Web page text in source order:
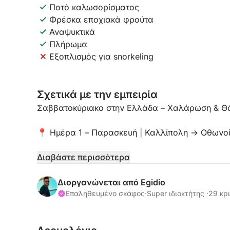
Ποτό καλωσορίσματος
Φρέσκα εποχιακά φρούτα
Αναψυκτικά
Πλήρωμα
Εξοπλισμός για snorkeling
Σχετικά με την εμπειρία
Σαββατοκύριακο στην Ελλάδα – Χαλάρωση &
📍 Ημέρα 1 – Παρασκευή | Καλλίπολη →
Αναχώρηση από την Καλλίπολη και πλεύση
Στάση στον πανέμορφο κόλπο της Καλυψούς
κρυστάλλινα νερά.
Διαβάστε περισσότερα
Διοργανώνεται από Egidio
Επαληθευμένο σκάφος·Super ιδιοκτήτης ·29